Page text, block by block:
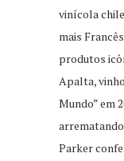
vinícola
mais
produtos
Apalta,
Mundo” em
Parker